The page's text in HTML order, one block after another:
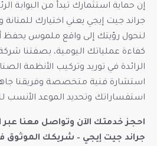
إن حماية استثمارك تبدأ من البوابة
جراند جيت إيجي يعني اختيارك للمتانة
لنحول رؤيتك إلى واقع ملموس يحفظ
كفاءة عملياتك اليومية، بصفتنا
الرائدة في توريد وتركيب الأنظمة
استشارة فنية متخصصة وفريقنا
استفساراتك وتحديد الموعد الأنسب
احجز خدمتك الآن وتواصل معنا عبر
جراند جيت إيجي – شريكك الموثوق